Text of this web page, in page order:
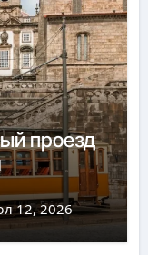
проезд
12, 2026